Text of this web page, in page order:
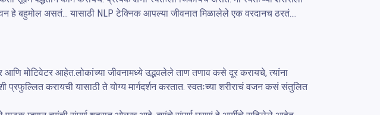
बहुमोल असतं... यासाठी NLP टेक्निक आपल्या जीवनात मिळालेले एक वरदानच ठरतं....
मोटिवेटर आहेत.लोकांच्या जीवनामध्ये उद्भवलेले ताण तणाव कसे दूर करायचे, त्यांना
करायची यासाठी ते योग्य मार्गदर्शन करतात. स्वतःच्या शरीराचं वजन कसं संतुलित